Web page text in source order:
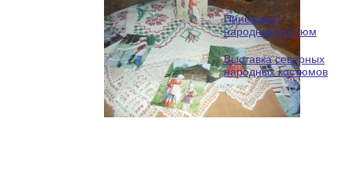
Пинежский
народный костюм
Выставка северных
народных костюмов